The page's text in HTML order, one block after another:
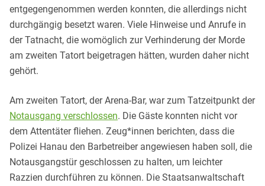
entgegengenommen werden konnten, die allerdings nicht
durchgängig besetzt waren. Viele Hinweise und Anrufe in
der Tatnacht, die womöglich zur Verhinderung der Morde
am zweiten Tatort beigetragen hätten, wurden daher nicht
gehört.
Am zweiten Tatort, der Arena-Bar, war zum Tatzeitpunkt der
Notausgang verschlossen. Die Gäste konnten nicht vor
dem Attentäter fliehen. Zeug*innen berichten, dass die
Polizei Hanau den Barbetreiber angewiesen haben soll, die
Notausgangstür geschlossen zu halten, um leichter
Razzien durchführen zu können. Die Staatsanwaltschaft